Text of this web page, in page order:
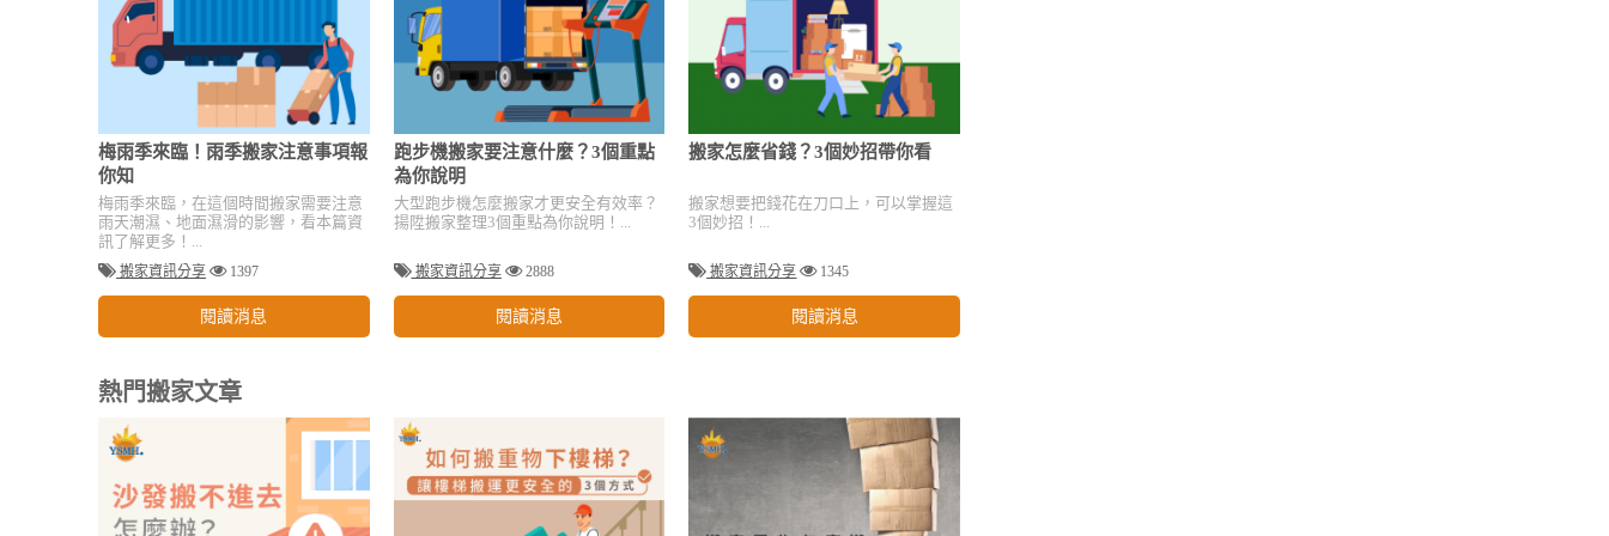
梅雨季來臨！雨季搬家注意事項報
你知
梅雨季來臨，在這個時間搬家需要注意
雨天潮濕、地面濕滑的影響，看本篇資
訊了解更多！...
搬家資訊分享 1397
閱讀消息
跑步機搬家要注意什麼？3個重點
為你說明
大型跑步機怎麼搬家才更安全有效率？
揚陞搬家整理3個重點為你說明！...
搬家資訊分享 2888
閱讀消息
搬家怎麼省錢？3個妙招帶你看
搬家想要把錢花在刀口上，可以掌握這
3個妙招！...
搬家資訊分享 1345
閱讀消息
熱門搬家文章